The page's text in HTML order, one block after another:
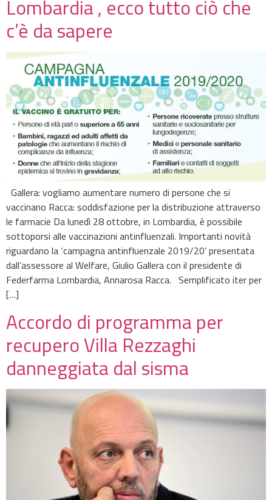
Lombardia , ecco tutto ciò che
c’è da sapere
Gallera: vogliamo aumentare numero di persone che si
vaccinano Racca: soddisfazione per la distribuzione attraverso
le farmacie Da lunedì 28 ottobre, in Lombardia, è possibile
sottoporsi alle vaccinazioni antinfluenzali. Importanti novità
riguardano la ‘campagna antinfluenzale 2019/20’ presentata
dall’assessore al Welfare, Giulio Gallera con il presidente di
Federfarma Lombardia, Annarosa Racca. Semplificato iter per
[…]
Accordo di programma per
recupero Villa Rezzaghi
danneggiata dal sisma